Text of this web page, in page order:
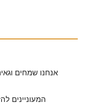
אנחנו שמחים
המעוניינים